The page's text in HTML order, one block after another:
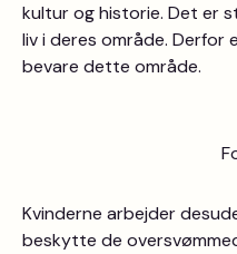
kultur og historie. Det er
liv i deres område.
bevare dette område.
Kvinderne arbejder
beskytte de